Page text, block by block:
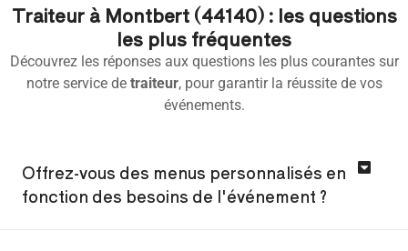
Traiteur à Montbert (44140) : les questions
les plus fréquentes
Découvrez les réponses aux questions les plus courantes sur
notre service de traiteur, pour garantir la réussite de vos
événements.
Offrez-vous des menus personnalisés en
fonction des besoins de l'événement ?